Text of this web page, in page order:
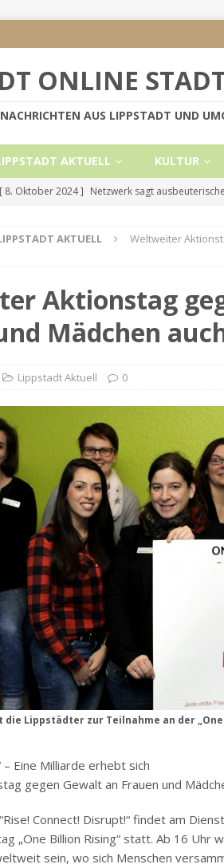
ONLINE
AUS LIPPSTADT UND
AKTUELL KULTUR
[ 8. Oktober 2024 ] Netzwerk sagt
[ 5. September 2024 ]
Höhere
[ 30. Mai 2024 ] Internetauftritt der Stadt
LIPPSTADT AKTUELL
AKTUELL
Weltweiter
Aktionstag
Mädchen
Lippstadt Aktuell 0
die Lippstädter zur Teilnahme an der
– Eine Milliarde erhebt sich
gegen Gewalt an Frauen und
Connect! Disrupt!“ findet am
„One Billion Rising“ statt. Ab 16 Uhr
sein, wo sich Menschen